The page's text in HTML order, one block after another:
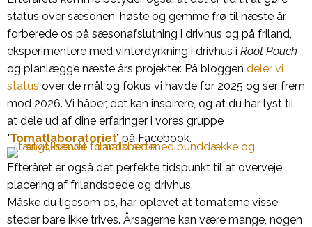
status over sæsonen, høste og gemme frø til næste år,
forberede os på sæsonafslutning i drivhus og på friland,
eksperimentere med vinterdyrkning i drivhus i Root Pouch
og planlægge næste års projekter. På bloggen deler vi
status over de mål og fokus vi havde for 2025 og ser frem
mod 2026. Vi håber, det kan inspirere, og at du har lyst til
at dele ud af dine erfaringer i vores gruppe
’Tomatlaboratoriet’ på Facebook.
Efteråret er også det perfekte tidspunkt til at overveje
placering af frilandsbede og drivhus.
Måske du ligesom os, har oplevet at tomaterne visse
steder bare ikke trives. Årsagerne kan være mange, nogen